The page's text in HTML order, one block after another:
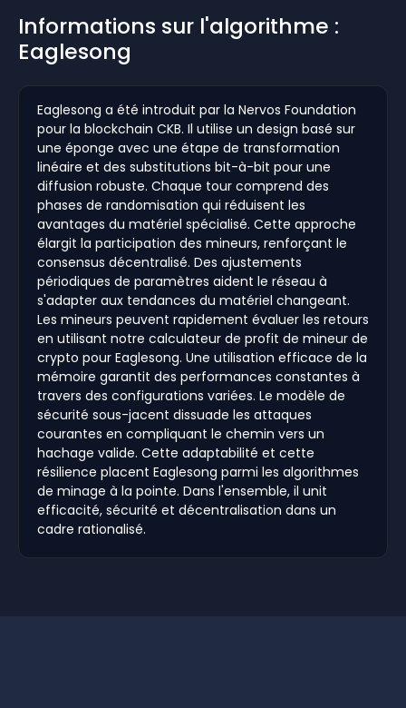
Informations sur l'algorithme :
Eaglesong
Eaglesong a été introduit par la Nervos Foundation
pour la blockchain CKB. Il utilise un design basé sur
une éponge avec une étape de transformation
linéaire et des substitutions bit-à-bit pour une
diffusion robuste. Chaque tour comprend des
phases de randomisation qui réduisent les
avantages du matériel spécialisé. Cette approche
élargit la participation des mineurs, renforçant le
consensus décentralisé. Des ajustements
périodiques de paramètres aident le réseau à
s'adapter aux tendances du matériel changeant.
Les mineurs peuvent rapidement évaluer les retours
en utilisant notre calculateur de profit de mineur de
crypto pour Eaglesong. Une utilisation efficace de la
mémoire garantit des performances constantes à
travers des configurations variées. Le modèle de
sécurité sous-jacent dissuade les attaques
courantes en compliquant le chemin vers un
hachage valide. Cette adaptabilité et cette
résilience placent Eaglesong parmi les algorithmes
de minage à la pointe. Dans l'ensemble, il unit
efficacité, sécurité et décentralisation dans un
cadre rationalisé.